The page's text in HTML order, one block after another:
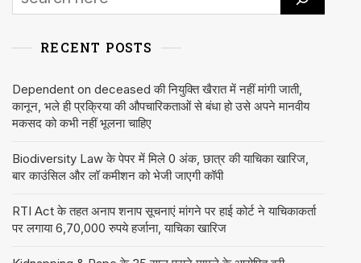
RECENT POSTS
Dependent on deceased की नियुक्ति खैरात में नहीं मांगी जाती,
कानून, भले ही प्रक्रिया की औपचारिकताओं से बंधा हो उसे अपने मानवीय
मकसद को कभी नहीं भूलना चाहिए
Biodiversity Law के पेपर में मिले 0 अंक, छात्र की याचिका खारिज,
बार काउंसिल और लॉ कमीशन को भेजी जाएगी कॉपी
RTI Act के तहत अनाप शनाप सूचनाएं मांगने पर हाई कोर्ट ने याचिकाकर्ता
पर लगाया 6,70,000 रुपये हर्जाना, याचिका खारिज